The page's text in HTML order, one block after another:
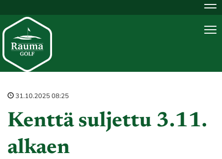
31.10.2025 08:25
Kenttä suljettu 3.11.
alkaen